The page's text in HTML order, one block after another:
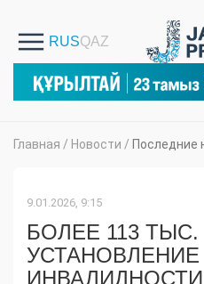
Главная / Новости / Последние
9.01.2026, 9:15
БОЛЕЕ 113
УСТАНОВЛЕНИЕ
ИНВАЛИДНОСТИ